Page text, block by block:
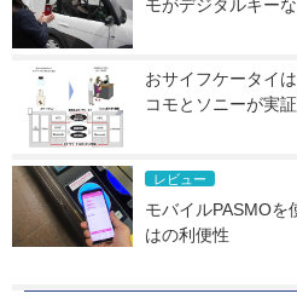
モがデジタルキー
おサイフケータイ
コモとソニーが実
レビュー
モバイルPASMOを
はの利便性